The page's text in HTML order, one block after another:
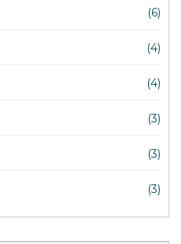
(6)
(4)
(4)
(3)
(3)
(3)